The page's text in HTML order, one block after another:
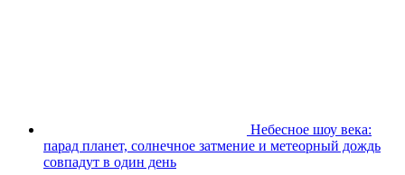
Небесное шоу века:
парад планет, солнечное затмение и метеорный дождь
совпадут в один день